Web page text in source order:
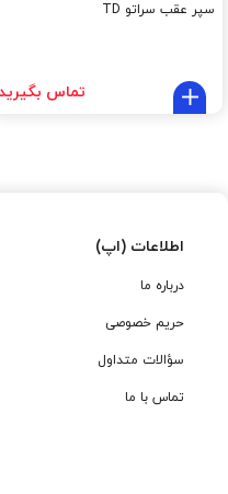
سپر عقب سراتو TD
تماس
اطلاعات (اپ)
درباره ما
حریم خصوصی
سؤالات متداول
تماس با ما